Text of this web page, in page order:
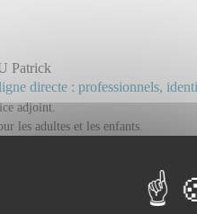
Patrick
directe : professionnels,
adjoint.
les adultes et les enfants.
directe : professionnels,